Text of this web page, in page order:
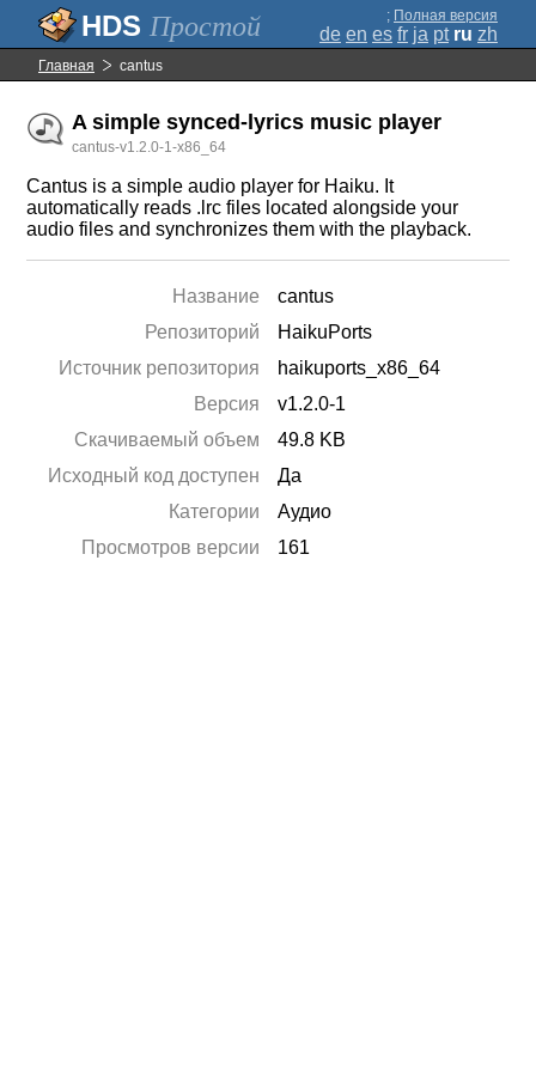
Простой ; Полная версия
de en es fr ja pt ru zh
Главная cantus
A simple synced-lyrics music player
cantus-v1.2.0-1-x86_64
Cantus is a simple audio player for Haiku. It
automatically reads .lrc files located alongside your
audio files and synchronizes them with the playback.
Название
cantus
Репозиторий
HaikuPorts
Источник репозитория
haikuports_x86_64
Версия
v1.2.0-1
Скачиваемый объем
49.8 KB
Исходный код доступен
Да
Категории
Аудио
Просмотров версии
161